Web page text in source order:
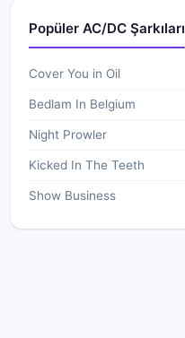
Popüler AC/DC Şarkıları
Cover You in Oil
Bedlam In Belgium
Night Prowler
Kicked In The Teeth
Show Business